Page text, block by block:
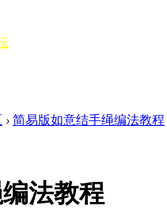
› 简易版如意结手绳编法教程
法教程